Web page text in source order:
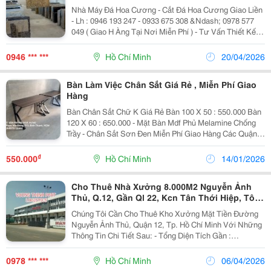
Nhà Máy Đá Hoa Cương - Cắt Đá Hoa Cương Giao Liền
- Lh : 0946 193 247 - 0933 675 308 &Ndash; 0978 577
049 ( Giao H Àng Tại Nơi Miễn Phí ) - Tư Vấn Thiết Kế -
Đá Hoa Cương , Đá Khối Thiên Nhiên &Ndash; Đá Mỹ
Nghệ , Trang Trí Vật Phẩm Phong...
0946 *** *** Hồ Chí Minh 20/04/2026
Bàn Làm Việc Chân Sắt Giá Rẻ , Miễn Phí Giao
Hàng
Bàn Chân Sắt Chữ K Giá Rẻ Bàn 100 X 50 : 550.000 Bàn
120 X 60 : 650.000 - Mặt Bàn Mdf Phủ Melamine Chống
Trầy - Chân Sắt Sơn Đen Miễn Phí Giao Hàng Các Quận
Hcm
550.000₫ Hồ Chí Minh 14/01/2026
Cho Thuê Nhà Xưởng 8.000M2 Nguyễn Ảnh
Thủ, Q.12, Gần Ql 22, Kcn Tân Thới Hiệp, Tô
Ký, Giá Rẻ
Chúng Tôi Cần Cho Thuê Kho Xưởng Mặt Tiền Đường
Nguyễn Ảnh Thủ, Quận 12, Tp. Hồ Chí Minh Với Những
Thông Tin Chi Tiết Sau: - Tổng Diện Tích Gần :
8.000M2; - Diện Tích Xưởng Xây Dựng: 4.000M2; - Diện
Tích Khối Văn Phòng + Khuôn Viên + Bãi...
0978 *** *** Hồ Chí Minh 06/04/2026